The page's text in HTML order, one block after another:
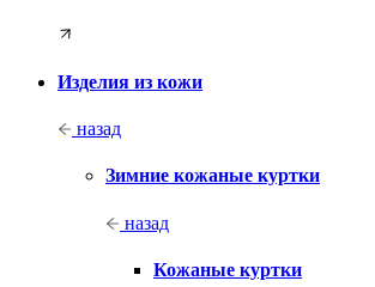
Изделия из кожи
назад
Зимние кожаные куртки
назад
Кожаные куртки